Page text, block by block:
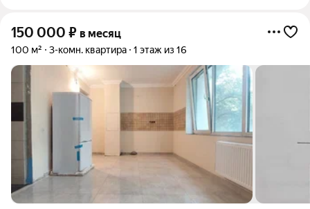
150 000 ₽ в месяц
100 м² 3-комн. квартира 1 этаж из 16